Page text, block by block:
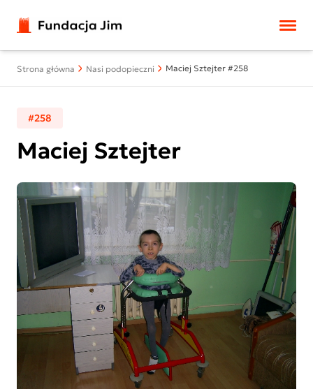
Strona główna Nasi podopieczni Maciej Sztejter #258
#258
Maciej Sztejter